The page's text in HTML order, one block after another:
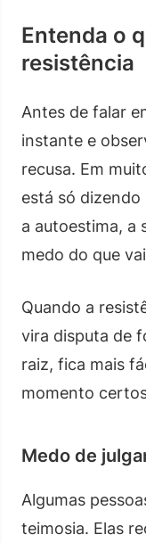
Entenda o
resistência
Antes de falar
instante e
recusa. Em
está só
a autoestima, a
medo do que
Quando a
vira disputa de
raiz, fica mais
momento
Medo de
Algumas
teimosia. Elas